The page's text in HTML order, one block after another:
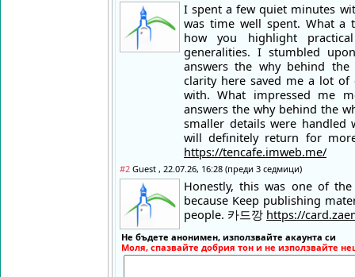
I spent a few quiet minutes
was time well spent. What a
how you highlight
generalities. I stumbled
answers the why behind
clarity here saved me a lot
with. What impressed me
answers the why behind the
smaller details were
will definitely return for
https://tencafe.imweb.me/
#2 Guest , 22.07.26, 16:28 (преди 3 седмици)
Honestly, this was one of
because Keep publishing
people. 카드깡 https://
Не бъдете анонимен, използвайте акаунта си
Моля, спазвайте добрия тон и не използвайте